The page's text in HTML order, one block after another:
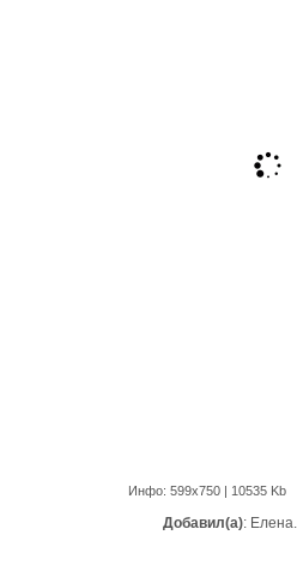
Инфо: 599х750 | 10535 Kb
Добавил(а):